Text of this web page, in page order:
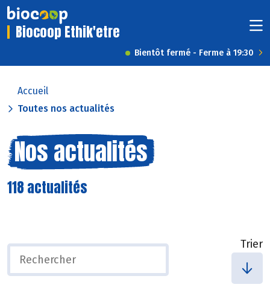
Biocoop Ethik'etre
Bientôt fermé - Ferme à 19:30
Accueil
Toutes nos actualités
Nos actualités
118 actualités
Trier